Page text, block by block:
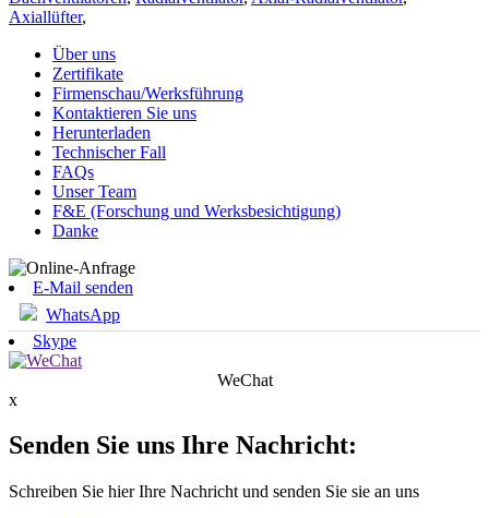
Axiallüfter,
Über uns
Zertifikate
Firmenschau/Werksführung
Kontaktieren Sie uns
Herunterladen
Technischer Fall
FAQs
Unser Team
F&E (Forschung und Werksbesichtigung)
Danke
E-Mail senden
WhatsApp
Skype
WeChat
x
Senden Sie uns Ihre Nachricht:
Schreiben Sie hier Ihre Nachricht und senden Sie sie an uns